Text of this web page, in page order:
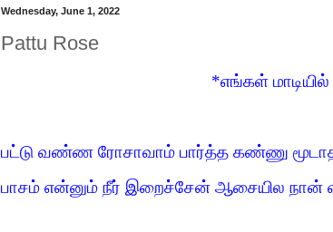
Wednesday, June 1, 2022
Pattu Rose
*எங்கள்
பட்டு வண்ண ரோசாவாம் பார்த்த கண்ணு
பாசம் என்னும் நீர் இறைச்சேன் ஆசையில நான்